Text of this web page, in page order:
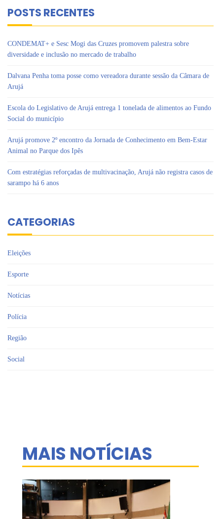
POSTS RECENTES
CONDEMAT+ e Sesc Mogi das Cruzes promovem palestra sobre
diversidade e inclusão no mercado de trabalho
Dalvana Penha toma posse como vereadora durante sessão da Câmara de
Arujá
Escola do Legislativo de Arujá entrega 1 tonelada de alimentos ao Fundo
Social do município
Arujá promove 2º encontro da Jornada de Conhecimento em Bem-Estar
Animal no Parque dos Ipês
Com estratégias reforçadas de multivacinação, Arujá não registra casos de
sarampo há 6 anos
CATEGORIAS
Eleições
Esporte
Notícias
Polícia
Região
Social
MAIS NOTÍCIAS